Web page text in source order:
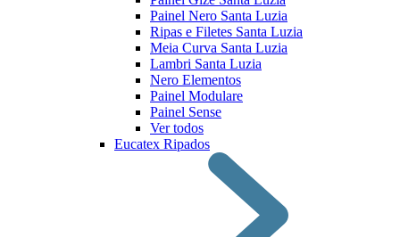
Painel Nero Santa Luzia
Ripas e Filetes Santa Luzia
Meia Curva Santa Luzia
Lambri Santa Luzia
Nero Elementos
Painel Modulare
Painel Sense
Ver todos
Eucatex Ripados